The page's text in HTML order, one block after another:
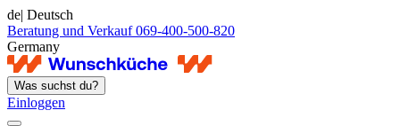
de| Deutsch
Beratung und Verkauf 069-400-500-820
Germany
Was suchst du?
Einloggen